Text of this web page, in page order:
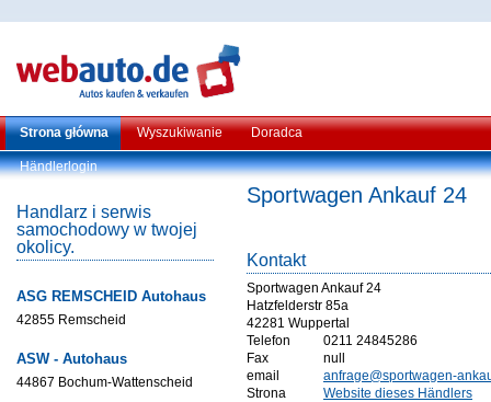
Strona główna Wyszukiwanie Doradca
Händlerlogin
Handlarz i serwis
samochodowy w twojej
okolicy.
ASG REMSCHEID Autohaus
42855 Remscheid
ASW - Autohaus
44867 Bochum-Wattenscheid
Sportwagen Ankauf 24
Kontakt
Sportwagen Ankauf 24
Hatzfelderstr 85a
42281 Wuppertal
Telefon
0211 24845286
Fax
null
email
anfrage@sportwagen-
Strona
Website dieses Händlers